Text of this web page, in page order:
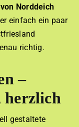
Norddeich
einfach ein paar
richtig.
–
herzlich
gestaltete